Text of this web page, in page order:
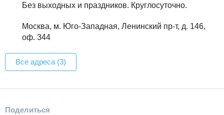
Без выходных и праздников. Круглосуточно.
Москва, м. Юго-Западная, Ленинский пр-т, д. 146,
оф. 344
Все адреса (3)
Поделиться